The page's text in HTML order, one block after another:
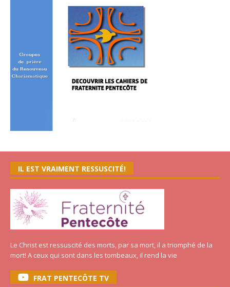
IL EST VRAIMENT RESSUSCITÉ!
Le Christ est ressuscité des morts, par sa mort, il a triomphé de la
mort! A ceux qui sont dans les tombeaux, il rend la vie
FRAT PENTECÔTE TV